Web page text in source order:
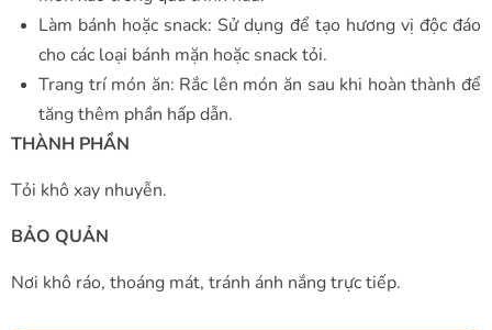
Làm bánh hoặc snack: Sử dụng để tạo hương vị độc đáo
cho các loại bánh mặn hoặc snack tỏi.
Trang trí món ăn: Rắc lên món ăn sau khi hoàn thành để
tăng thêm phần hấp dẫn.
THÀNH PHẦN
Tỏi khô xay nhuyễn.
BẢO QUẢN
Nơi khô ráo, thoáng mát, tránh ánh nắng trực tiếp.